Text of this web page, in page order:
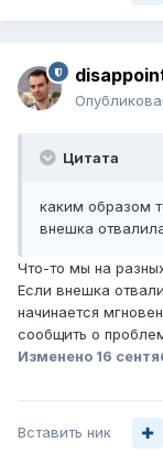
Цитата
каким образом
внешка
Что-то мы на
Если внешка
начинается
сообщить о
Изменено 16
Вставить ник